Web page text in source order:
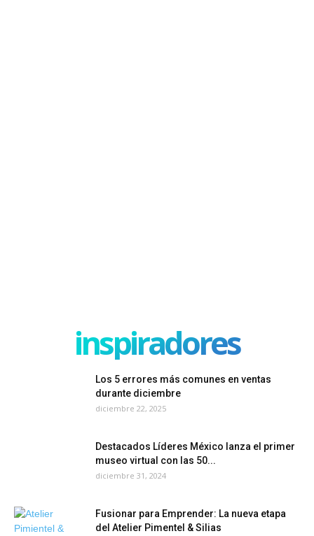
inspiradores
Los 5 errores más comunes en ventas
durante diciembre
diciembre 22, 2025
Destacados Líderes México lanza el primer
museo virtual con las 50...
diciembre 31, 2024
Fusionar para Emprender: La nueva etapa
del Atelier Pimentel & Silias